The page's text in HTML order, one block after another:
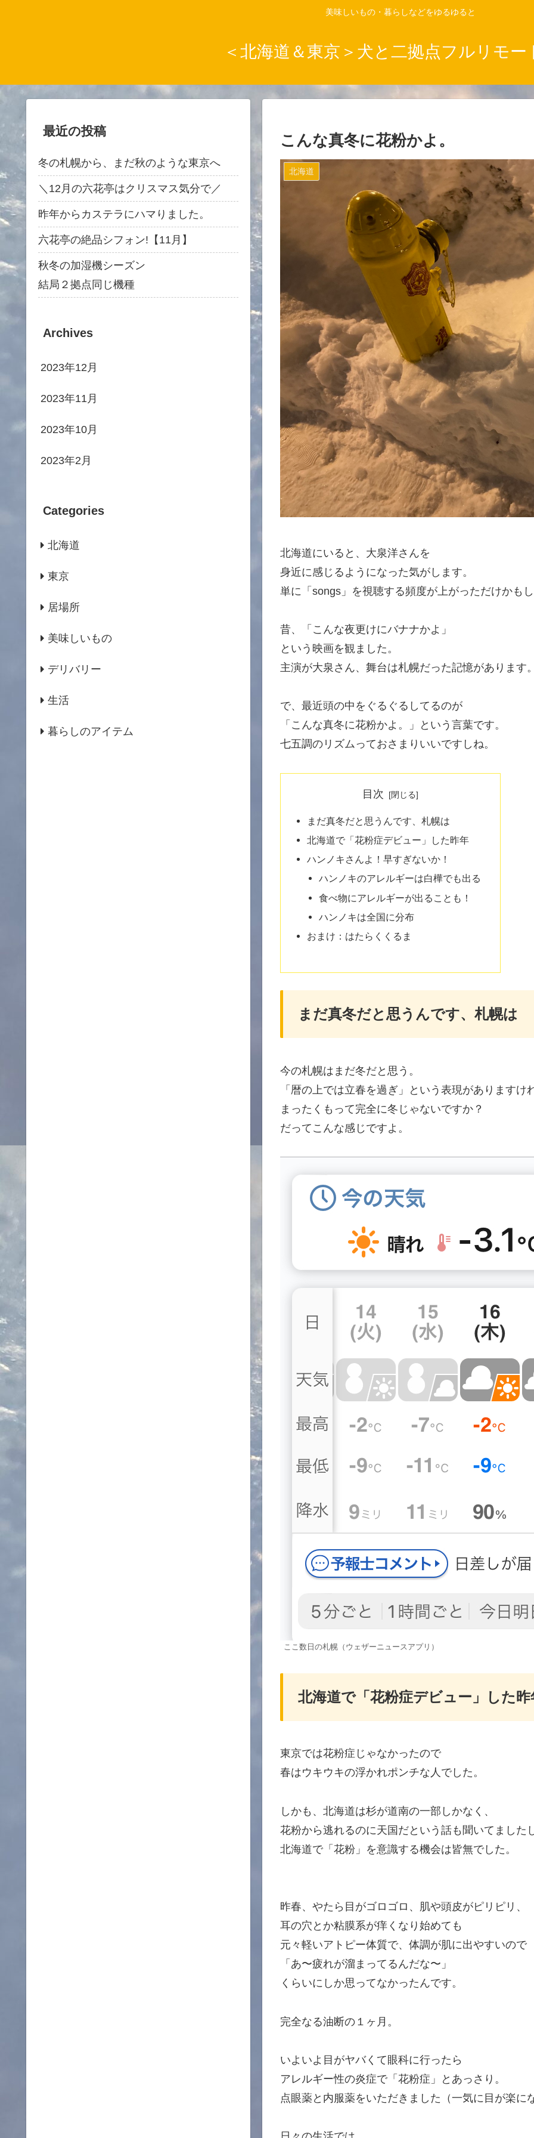
美味しいもの・暮らしなどをゆるゆると
＜北海道＆東京＞犬と二拠点フルリモー
こんな真冬に花粉かよ。
北海道
北海道にいると、大泉洋さんを
身近に感じるようになった気がします。
単に「songs」を視聴する頻度が上がっただけかも
昔、「こんな夜更けにバナナかよ」
という映画を観ました。
主演が大泉さん、舞台は札幌だった記憶があります
で、最近頭の中をぐるぐるしてるのが
「こんな真冬に花粉かよ。」という言葉です。
七五調のリズムっておさまりいいですしね。
目次
まだ真冬だと思うんです、札幌は
北海道で「花粉症デビュー」した昨年
ハンノキさんよ！早すぎないか！
ハンノキのアレルギーは白樺でも出る
食べ物にアレルギーが出ることも！
ハンノキは全国に分布
おまけ：はたらくくるま
まだ真冬だと思うんです、札幌は
今の札幌はまだ冬だと思う。
「暦の上では立春を過ぎ」という表現がありますけ
まったくもって完全に冬じゃないですか？
だってこんな感じですよ。
ここ数日の札幌（ウェザーニュースアプリ）
北海道で「花粉症デビュー」した昨
東京では花粉症じゃなかったので
春はウキウキの浮かれポンチな人でした。
しかも、北海道は杉が道南の一部しかなく、
花粉から逃れるのに天国だという話も聞いてました
北海道で「花粉」を意識する機会は皆無でした。
昨春、やたら目がゴロゴロ、肌や頭皮がピリピリ、
耳の穴とか粘膜系が痒くなり始めても
元々軽いアトピー体質で、体調が肌に出やすいので
「あ〜疲れが溜まってるんだな〜」
くらいにしか思ってなかったんです。
完全なる油断の１ヶ月。
いよいよ目がヤバくて眼科に行ったら
アレルギー性の炎症で「花粉症」とあっさり。
点眼薬と内服薬をいただきました（一気に目が楽に
最近の投稿
冬の札幌から、まだ秋のような東京へ
＼12月の六花亭はクリスマス気分で／
昨年からカステラにハマりました。
六花亭の絶品シフォン!【11月】
秋冬の加湿機シーズン
結局２拠点同じ機種
Archives
2023年12月
2023年11月
2023年10月
2023年2月
Categories
北海道
東京
居場所
美味しいもの
デリバリー
生活
暮らしのアイテム